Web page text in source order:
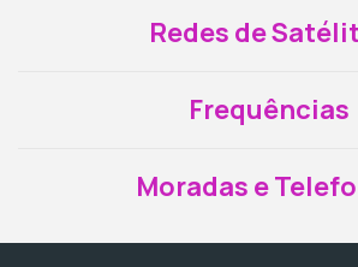
Redes de
Frequências
Moradas e